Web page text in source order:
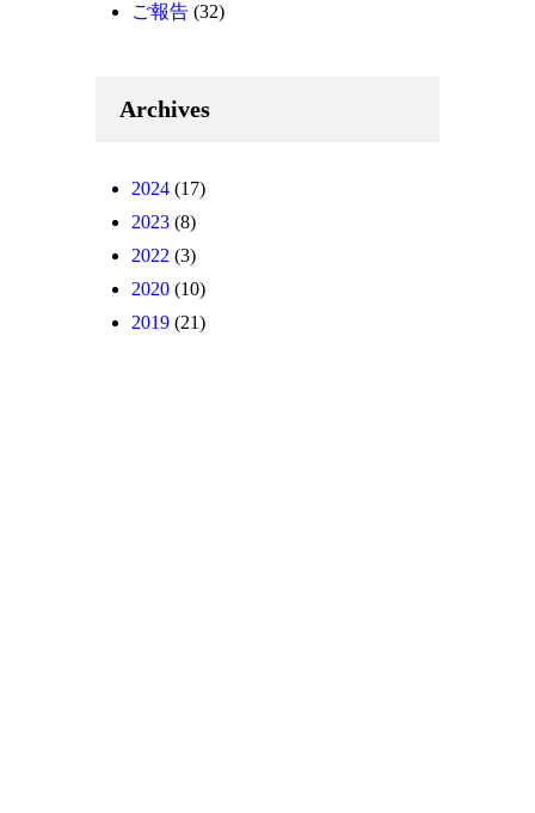
ご報告 (32)
Archives
2024 (17)
2023 (8)
2022 (3)
2020 (10)
2019 (21)